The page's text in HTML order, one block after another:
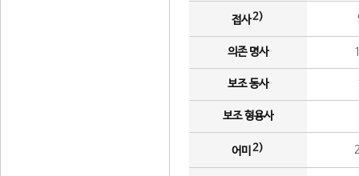
접사2)
의존 명사
보조 동사
보조 형용사
어미 2)